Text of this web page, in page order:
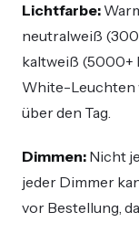
Lichtfarbe:
neutralweiß
kaltweiß (5000+
White-Leuchten
über den Tag.
Dimmen: Nicht
jeder Dimmer
vor Bestellung,